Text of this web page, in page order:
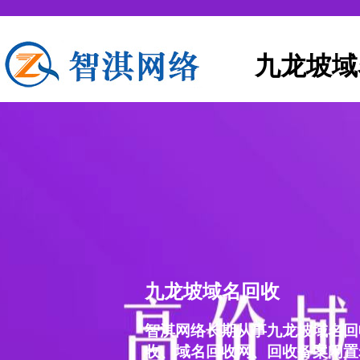
九龙坡
九龙坡域名回收
智淇网络长期从事九龙坡域名
收、域名回收网、回收备案闲